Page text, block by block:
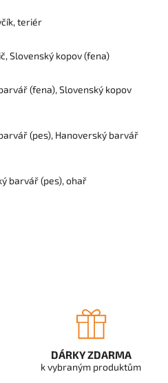
teriér
Slovenský kopov (fena)
(fena), Slovenský kopov
(pes), Hanoverský barvář
barvář (pes), ohař
DÁRKY ZDARMA
k vybraným produktům